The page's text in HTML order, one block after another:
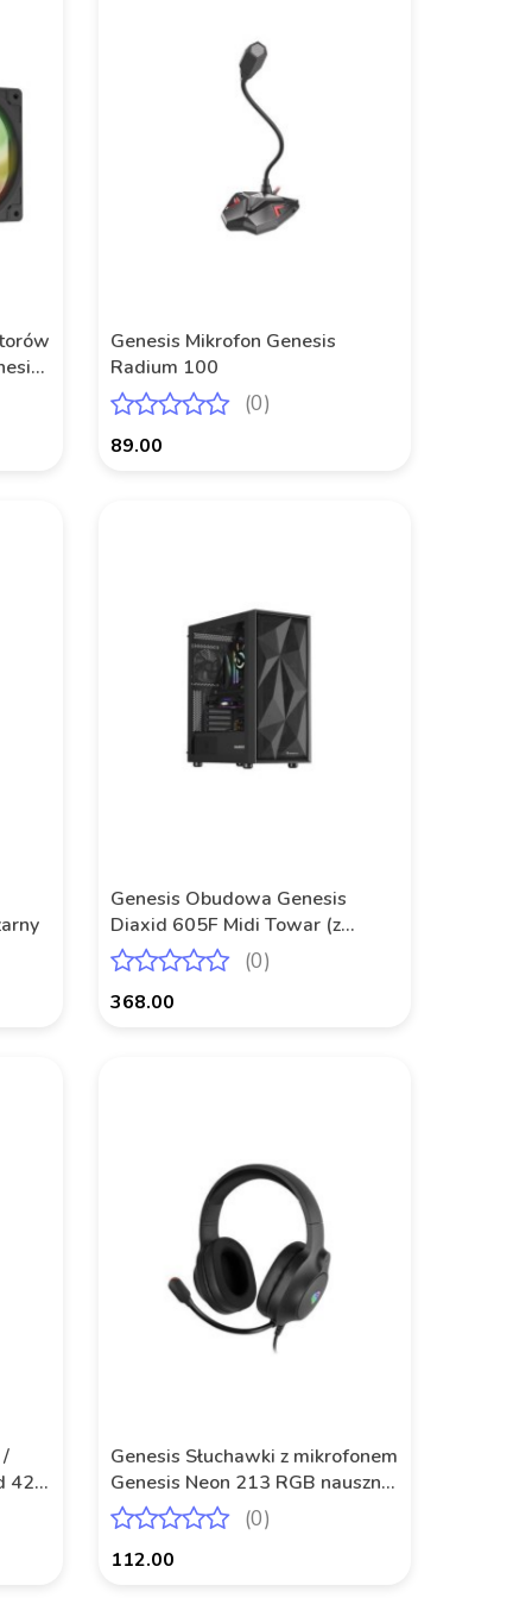
Genesis Mikrofon Genesis
Radium 100
(0)
89.00
Produkt niedostępny
Genesis Obudowa Genesis
Diaxid 605F Midi Towar (z
oknem, USB-C) Czarna
(0)
368.00
420
Genesis Słuchawki z mikrofonem
Genesis Neon 213 RGB nauszne
czarne
(0)
112.00